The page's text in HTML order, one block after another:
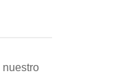
nuestro